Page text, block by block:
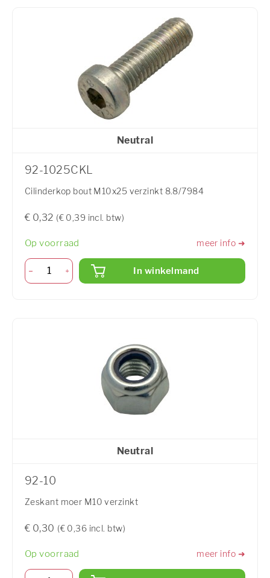
Neutral
92-1025CKL
Cilinderkop bout M10x25 verzinkt 8.8/7984
€ 0,32 (€ 0,39 incl. btw)
Op voorraad meer info ➜
In winkelmand
Neutral
92-10
Zeskant moer M10 verzinkt
€ 0,30 (€ 0,36 incl. btw)
Op voorraad meer info ➜